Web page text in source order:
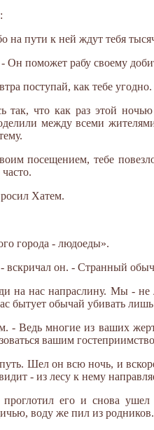
пути к ней ждут тебя
поможет рабу своему
поступай, как тебе угодно.
так, что как раз этой
между всеми
посещением, тебе
Хатем.
города - людоеды».
вскричал он. - Странный
на нас напраслину. Мы -
бытует обычай убивать
- Ведь многие из ваших
вашим
Шел он всю ночь, и
- из лесу к нему
его и снова
воду же пил из родников.